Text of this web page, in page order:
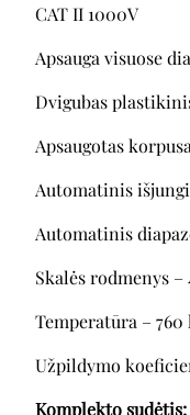
CAT II 1000V
Apsauga visuose
Dvigubas
Apsaugotas
Automatinis
Automatinis
Skalės rodmenys
Temperatūra –
Užpildymo
Komplekto